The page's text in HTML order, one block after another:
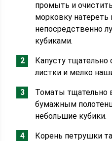
промыть и
морковку натереть
непосредственно
кубиками.
Капусту тщательно
листки и мелко
Томаты
бумажным
небольшие кубики.
Корень петрушки